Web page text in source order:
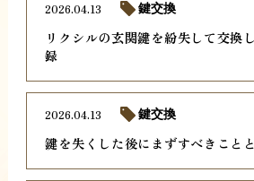
リクシルの玄関鍵を紛失して交換
録
2026.04.13 鍵交換
鍵を失くした後にまずすべきこと
2026.04.13 鍵交換